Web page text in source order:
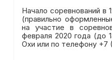
Начало соревнований в
(правильно
на участие в
февраля 2020 года (до
Охи или по телефону +7